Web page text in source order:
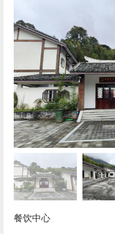
餐饮中心